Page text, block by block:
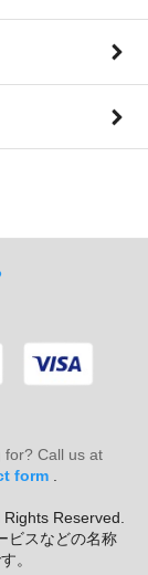
for? Call us at
form.
Reserved.
ビスなどの名称
。